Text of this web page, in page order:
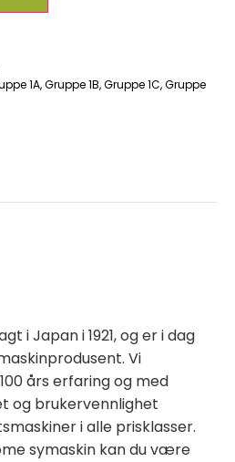
1A,Gruppe 1B,Gruppe 1C,Gruppe
i Japan i 1921, og er i dag
Vi
års erfaring og med
og brukervennlighet
i alle prisklasser.
symaskin kan du være